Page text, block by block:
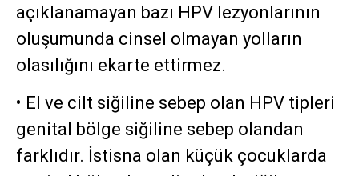
açıklanamayan bazı HPV lezyonlarının
oluşumunda cinsel olmayan yolların
olasılığını ekarte ettirmez.
• El ve cilt siğiline sebep olan HPV tipleri
genital bölge siğiline sebep olandan
farklıdır. İstisna olan küçük çocuklarda